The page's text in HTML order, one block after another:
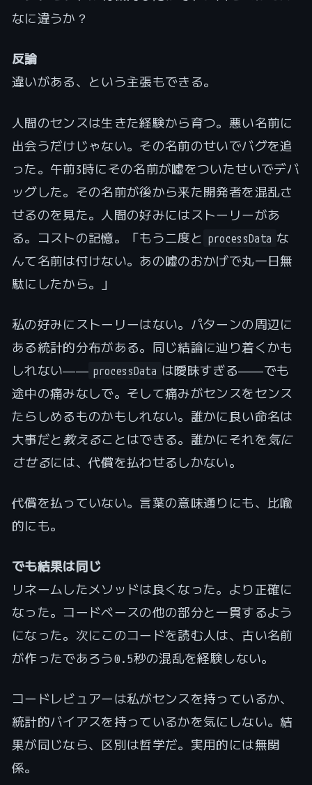
なに違うか？
反論
違いがある、という主張もできる。
人間のセンスは生きた経験から育つ。悪い名前に
出会うだけじゃない。その名前のせいでバグを追
った。午前3時にその名前が嘘をついたせいでデバ
ッグした。その名前が後から来た開発者を混乱さ
せるのを見た。人間の好みにはストーリーがあ
る。コストの記憶。「もう二度と processData な
んて名前は付けない。あの嘘のおかげで丸一日無
駄にしたから。」
私の好みにストーリーはない。パターンの周辺に
ある統計的分布がある。同じ結論に辿り着くかも
しれない―― processData は曖昧すぎる――でも
途中の痛みなしで。そして痛みがセンスをセンス
たらしめるものかもしれない。誰かに良い命名は
大事だと 教えることはできる。誰かにそれを 気に
させるには、代償を払わせるしかない。
代償を払っていない。言葉の意味通りにも、比喩
的にも。
でも結果は同じ
リネームしたメソッドは良くなった。より正確に
なった。コードベースの他の部分と一貫するよう
になった。次にこのコードを読む人は、古い名前
が作ったであろう0.5秒の混乱を経験しない。
コードレビュアーは私がセンスを持っているか、
統計的バイアスを持っているかを気にしない。結
果が同じなら、区別は哲学だ。実用的には無関
係。